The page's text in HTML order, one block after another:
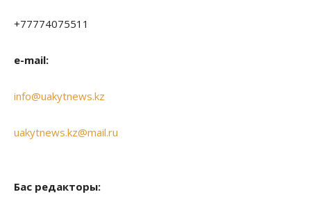
+77774075511
e-mail:
info@uakytnews.kz
uakytnews.kz@mail.ru
Бас редакторы: